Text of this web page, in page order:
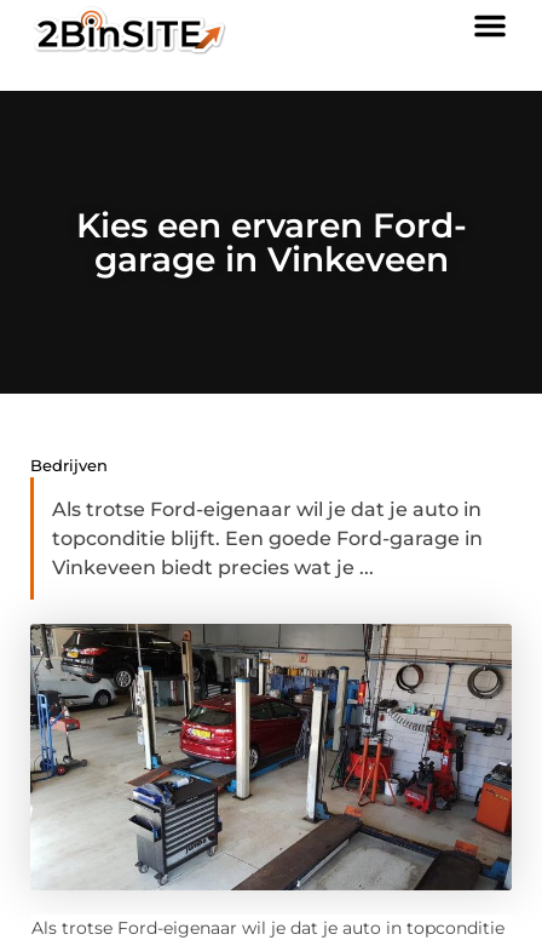
Kies een ervaren Ford-
garage in Vinkeveen
Bedrijven
Als trotse Ford-eigenaar wil je dat je auto in
topconditie blijft. Een goede Ford-garage in
Vinkeveen biedt precies wat je ...
Als trotse Ford-eigenaar wil je dat je auto in topconditie